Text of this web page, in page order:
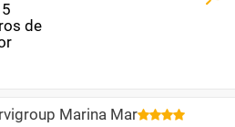
Marina Mar